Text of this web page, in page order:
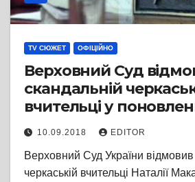
TV СЮЖЕТ ОФІЦІЙНО
Верховний Суд
скандальній
вчительці у
10.09.2018 EDITOR
Верховний Суд України відмовив
черкаській вчительці Наталії